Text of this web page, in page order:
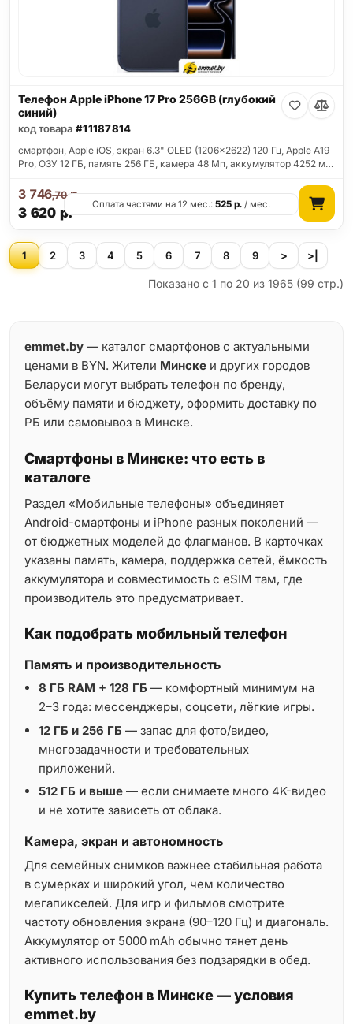
Телефон Apple iPhone 17 Pro 256GB (глубокий
синий)
код товара #11187814
смартфон, Apple iOS, экран 6.3" OLED (1206x2622) 120 Гц, Apple A19
Pro, ОЗУ 12 ГБ, память 256 ГБ, камера 48 Мп, аккумулятор 4252 м…
3 620 р.
3 746,70р.
Оплата частями на 12 мес.:525 р. / мес.
1 2 3 4 5 6 7 8 9 > >|
Показано с 1 по 20 из 1965 (99 стр.)
emmet.by — каталог смартфонов с актуальными
ценами в BYN. Жители Минске и других городов
Беларуси могут выбрать телефон по бренду,
объёму памяти и бюджету, оформить доставку по
РБ или самовывоз в Минске.
Смартфоны в Минске: что есть в
каталоге
Раздел «Мобильные телефоны» объединяет
Android-смартфоны и iPhone разных поколений —
от бюджетных моделей до флагманов. В карточках
указаны память, камера, поддержка сетей, ёмкость
аккумулятора и совместимость с eSIM там, где
производитель это предусматривает.
Как подобрать мобильный телефон
Память и производительность
8 ГБ RAM + 128 ГБ — комфортный минимум на
2–3 года: мессенджеры, соцсети, лёгкие игры.
12 ГБ и 256 ГБ — запас для фото/видео,
многозадачности и требовательных
приложений.
512 ГБ и выше — если снимаете много 4K-видео
и не хотите зависеть от облака.
Камера, экран и автономность
Для семейных снимков важнее стабильная работа
в сумерках и широкий угол, чем количество
мегапикселей. Для игр и фильмов смотрите
частоту обновления экрана (90–120 Гц) и диагональ.
Аккумулятор от 5000 mAh обычно тянет день
активного использования без подзарядки в обед.
Купить телефон в Минске — условия
emmet.by